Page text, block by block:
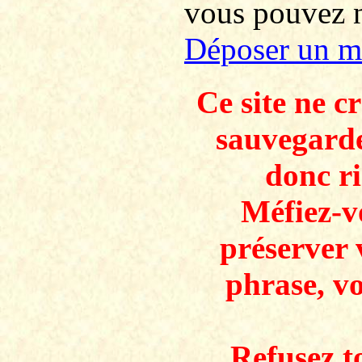
vous pouvez
Déposer un
Ce site ne
donc
Méfiez-
préserver
phrase,